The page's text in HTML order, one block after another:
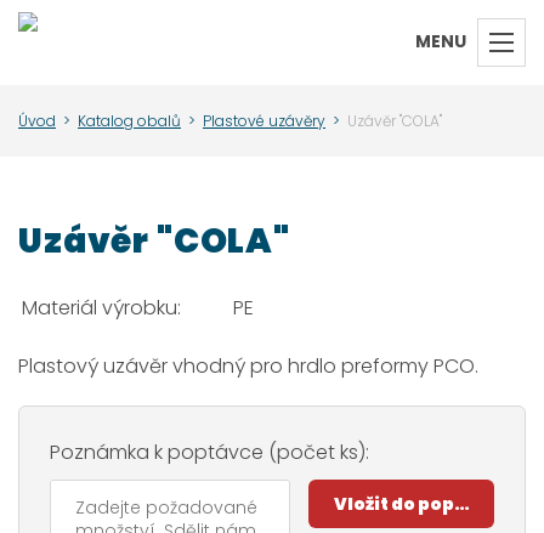
MENU
Úvod > Katalog obalů > Plastové uzávěry > Uzávěr "COLA"
Uzávěr "COLA"
Materiál výrobku: PE
Plastový uzávěr vhodný pro hrdlo preformy PCO.
Poznámka k poptávce (počet ks):